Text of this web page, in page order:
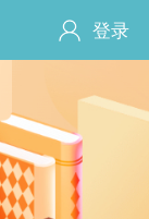
登录